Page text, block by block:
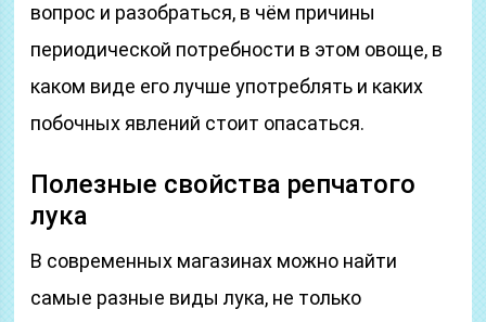
вопрос и разобраться, в чём причины
периодической потребности в этом овоще, в
каком виде его лучше употреблять и каких
побочных явлений стоит опасаться.
Полезные свойства репчатого
лука
В современных магазинах можно найти
самые разные виды лука, не только